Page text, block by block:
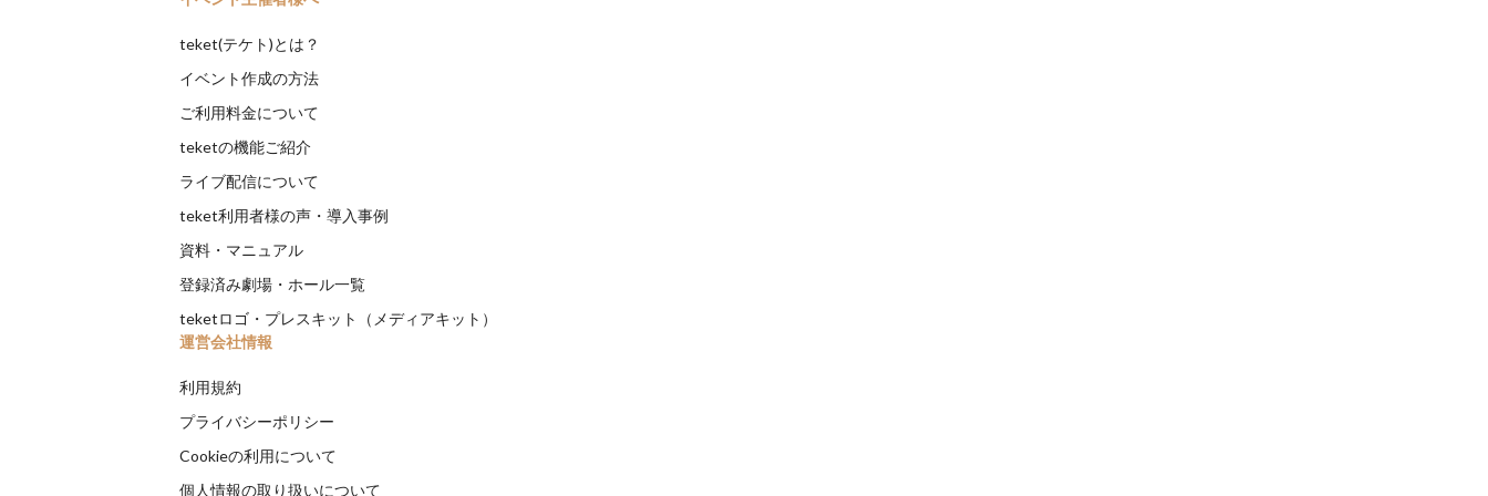
teket(テケト)とは？
イベント作成の方法
ご利用料金について
teketの機能ご紹介
ライブ配信について
teket利用者様の声・導入事例
資料・マニュアル
登録済み劇場・ホール一覧
teketロゴ・プレスキット（メディアキット）
運営会社情報
利用規約
プライバシーポリシー
Cookieの利用について
個人情報の取り扱いについて